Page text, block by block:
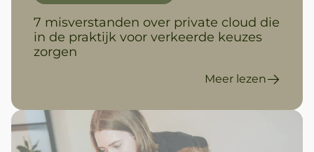
7 misverstanden over private cloud die
in de praktijk voor verkeerde keuzes
zorgen
Meer lezen